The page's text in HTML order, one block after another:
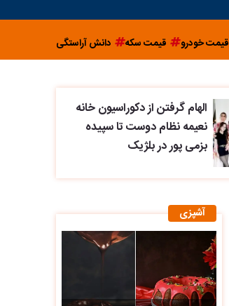
قیمت خودرو قیمت سکه دانش آراستگی
الهام گرفتن از دکوراسیون خانه
نعیمه نظام دوست تا سپیده
بزمی پور در بلژیک
آشپزی